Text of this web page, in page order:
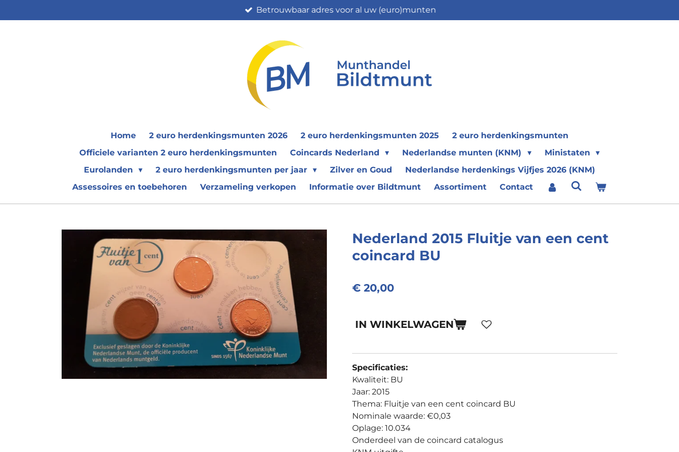
direct
Betrouwbaar adres voor al uw (euro)munten
Home 2 euro herdenkingsmunten 2026 2 euro herdenkingsmunten 2025
2 euro herdenkingsmunten
Officiele varianten 2 euro herdenkingsmunten
Coincards Nederland Nederlandse munten (KNM)
Ministaten
Eurolanden
2 euro herdenkingsmunten per jaar Zilver en Goud
Nederlandse herdenkings Vijfjes 2026 (KNM)
Assessoires en toebehoren
Verzameling verkopen Informatie over Bildtmunt Assortiment Contact
Nederland 2015 Fluitje van een cent
coincard BU
€ 20,00
IN WINKELWAGEN
Specificaties:
Kwaliteit: BU
Jaar: 2015
Thema: Fluitje van een cent coincard BU
Nominale waarde: €0,03
Oplage: 10.034
Onderdeel van de coincard catalogus